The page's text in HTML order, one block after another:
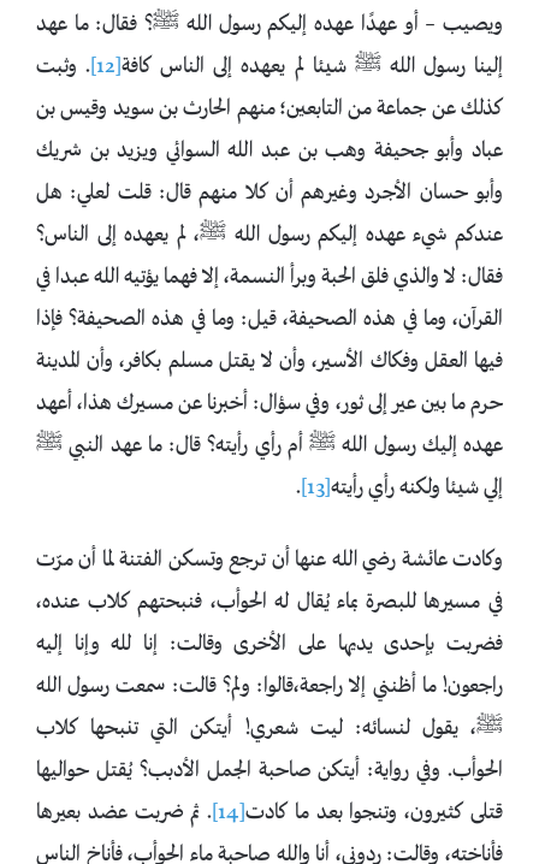
ويصيب – أو عهدًا عهده إليكم رسول الله ﷺ؟ فقال: ما عهد
إلينا رسول الله ﷺ شيئا لم يعهده إلى الناس كافة[12]
. وثبت
كذلك عن جماعة من التابعين؛ منهم الحارث بن سويد وقيس بن
عباد وأبو جحيفة وهب بن عبد الله السوائي ويزيد بن شريك
وأبو حسان الأجرد وغيرهم أن كلا منهم قال: قلت لعلي: هل
عندكم شيء عهده إليكم رسول الله ﷺ، لم يعهده إلى الناس؟
فقال: لا والذي فلق الحبة وبرأ النسمة، إلا فهما يؤتيه الله عبدا في
القرآن، وما في هذه الصحيفة، قيل: وما في هذه الصحيفة؟ فإذا
فيها العقل وفكاك الأسير، وأن لا يقتل مسلم بكافر، وأن المدينة
حرم ما بين عير إلى ثور، وفي سؤال: أخبرنا عن مسيرك هذا، أعهد
عهده إليك رسول الله ﷺ أم رأي رأيته؟ قال: ما عهد النبي ﷺ
إلي شيئا ولكنه رأي رأيته[13]
.
وكادت عائشة رضي الله عنها أن ترجع وتسكن الفتنة لما أن مرّت
في مسيرها للبصرة بماء يُقال له الحوأب، فنبحتهم كلاب عنده،
فضربت بإحدى يديها على الأخرى وقالت: إنا لله وإنا إليه
راجعون! ما أظنني إلا راجعة،قالوا: ولم؟ قالت: سمعت رسول الله
ﷺ، يقول لنسائه: ليت شعري! أيتكن التي تنبحها كلاب
الحوأب. وفي رواية: أيتكن صاحبة الجمل الأدبب؟ يُقتل حواليها
قتلى كثيرون، وتنجوا بعد ما كادت[14]
. ثم ضربت عضد بعيرها
فأناخته، وقالت: ردوني، أنا والله صاحبة ماء الحوأب، فأناخ الناس